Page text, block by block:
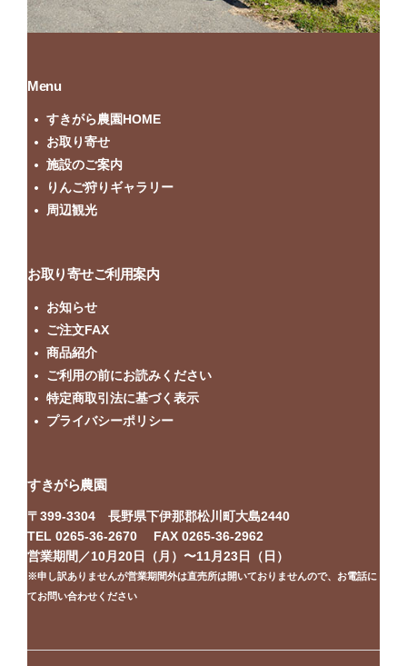
Menu
すきがら農園HOME
お取り寄せ
施設のご案内
りんご狩りギャラリー
周辺観光
お取り寄せご利用案内
お知らせ
ご注文FAX
商品紹介
ご利用の前にお読みください
特定商取引法に基づく表示
プライバシーポリシー
すきがら農園
〒399-3304 長野県下伊那郡松川町大島2440
TEL 0265-36-2670 FAX 0265-36-2962
営業期間／10月20日（月）〜11月23日（日）
※申し訳ありませんが営業期間外は直売所は開いておりませんので、お電話に
てお問い合わせください